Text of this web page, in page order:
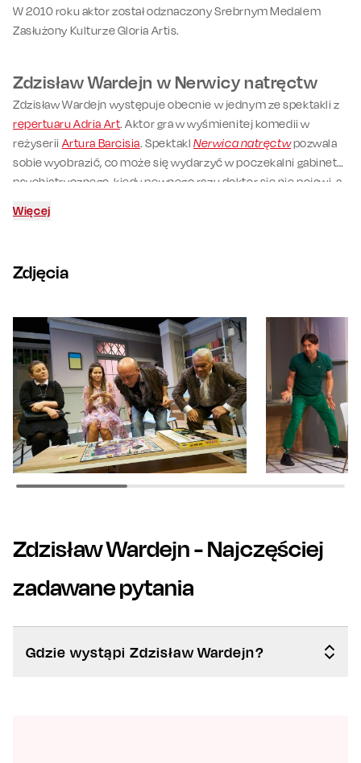
W 2010 roku aktor został odznaczony Srebrnym Medalem
Zasłużony Kulturze Gloria Artis.
Zdzisław Wardejn w Nerwicy natręctw
Zdzisław Wardejn występuje obecnie w jednym ze spektakli z
repertuaru Adria Art. Aktor gra w wyśmienitej komedii w
reżyserii Artura Barcisia. SpektaklNerwica natręctwpozwala
sobie wyobrazić, co może się wydarzyć w poczekalni gabinetu
psychiatrycznego, kiedy pewnego razu doktor się nie pojawi, a
Więcej
Zdjęcia
Zdzisław Wardejn- Najczęściej
zadawane pytania
Gdzie wystąpi Zdzisław Wardejn?